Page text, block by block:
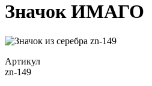
Значок ИМАГО
Артикул
zn-149